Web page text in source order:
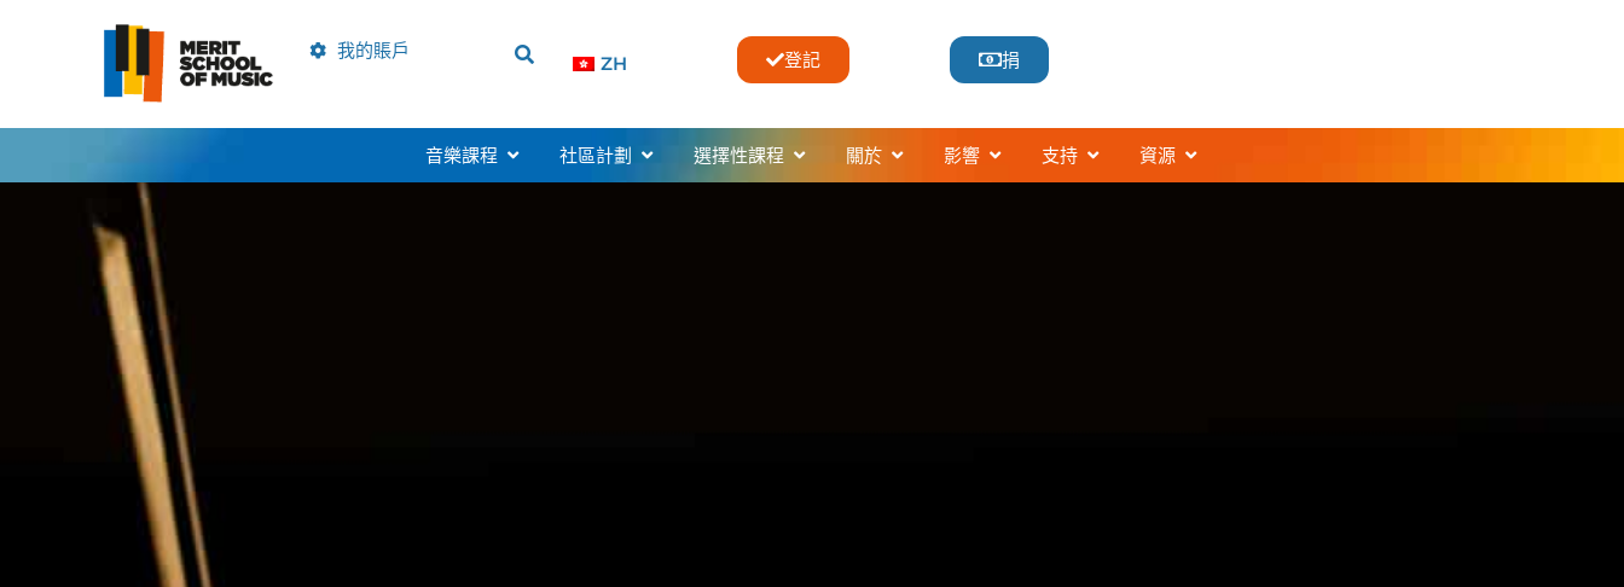
我的賬戶
ZH 登記 捐
音樂課程 開啟Music Classes & Lessons
社區計劃 開啟Community Programs
選擇性課程 開啟Selective Programs
關於 開啟About
影響 開啟Impact
支持 開啟Support
資源 開啟Resources